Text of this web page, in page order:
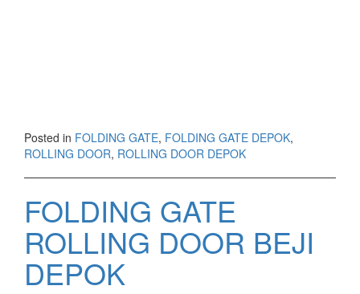
Posted in FOLDING GATE, FOLDING GATE DEPOK,
ROLLING DOOR, ROLLING DOOR DEPOK
FOLDING GATE
ROLLING DOOR BEJI
DEPOK